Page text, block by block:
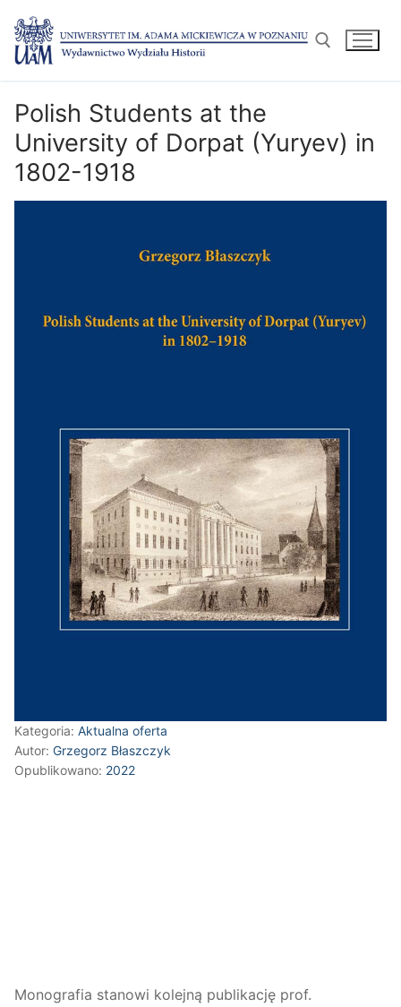
do
treści
Szukaj:
Polish Students at the
University of Dorpat (Yuryev) in
1802-1918
Kategoria: Aktualna oferta
Autor: Grzegorz Błaszczyk
Opublikowano: 2022
Monografia stanowi kolejną publikację prof.